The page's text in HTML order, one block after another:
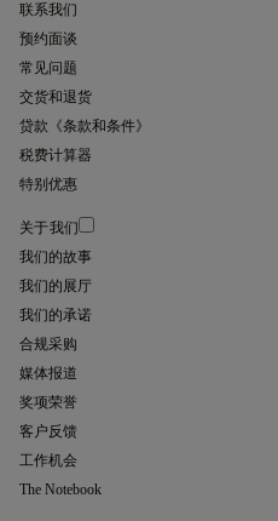
联系我们
预约面谈
常见问题
交货和退货
贷款《条款和条件》
税费计算器
特别优惠
关于我们
我们的故事
我们的展厅
我们的承诺
合规采购
媒体报道
奖项荣誉
客户反馈
工作机会
The Notebook